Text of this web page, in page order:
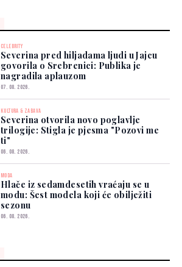
CELEBRITY
Severina pred hiljadama ljudi u Jajcu
govorila o Srebrenici: Publika je
nagradila aplauzom
07. 08. 2026.
KULTURA & ZABAVA
Severina otvorila novo poglavlje
trilogije: Stigla je pjesma "Pozovi me
ti"
06. 08. 2026.
MODA
Hlače iz sedamdesetih vraćaju se u
modu: Šest modela koji će obilježiti
sezonu
06. 08. 2026.